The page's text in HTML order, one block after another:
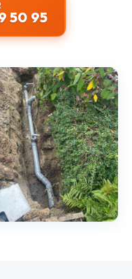
50 95